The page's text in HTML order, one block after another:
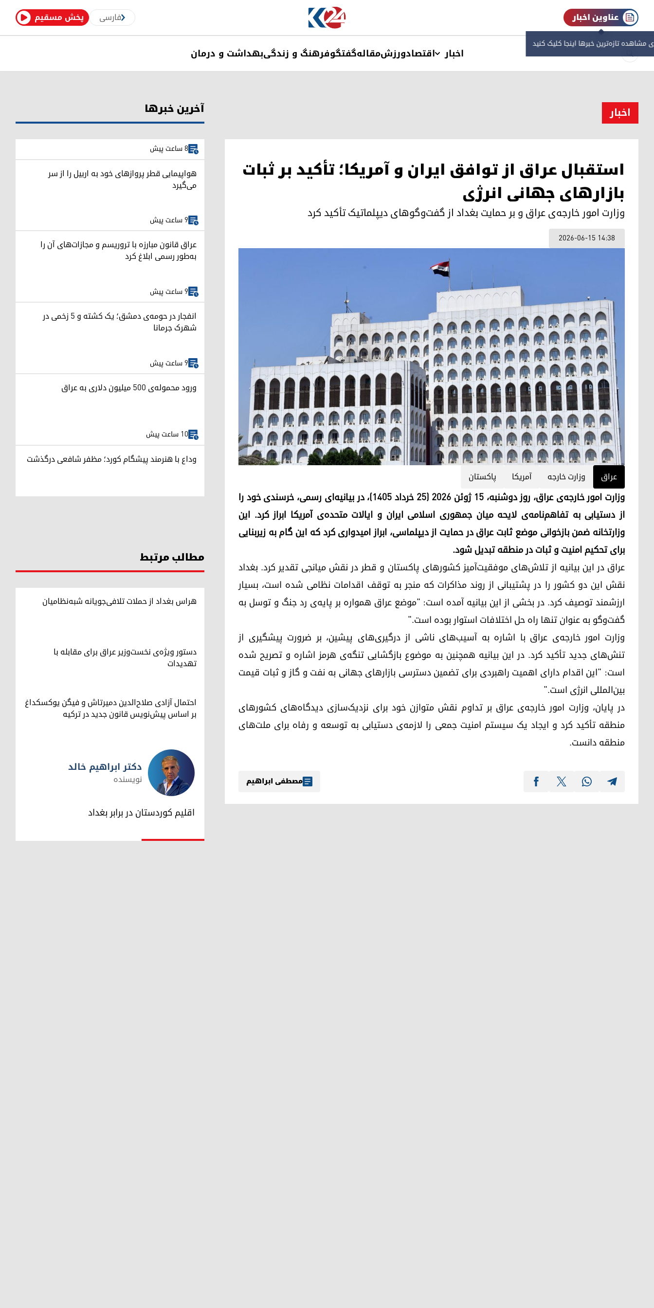
پخش مسقیم فارسی عناوین اخبار
مشاهده‌ تازه‌ترین خبرها اینجا کلیک کنید
اخبار اقتصادورزشمقالهگفتگوفرهنگ و زندگیبهداشت و درمان
اخبار
استقبال عراق از توافق ایران و آمریکا؛ تأکید بر ثبات
بازارهای جهانی انرژی
وزارت امور خارجه‌ی عراق و بر حمایت بغداد از گفت‌وگوهای دیپلماتیک تأکید کرد
2026-06-15 14:38
عراق وزارت خارجه آمریکا پاکستان
وزارت امور خارجه‌ی عراق، روز دوشنبه، ۱۵ ژوئن ۲۰۲۶ (۲۵ خرداد ۱۴۰۵)، در بیانیه‌ای رسمی، خرسندی خود را
از دستیابی به تفاهم‌نامه‌ی لایحه میان جمهوری اسلامی ایران و ایالات متحده‌ی آمریکا ابراز کرد. این
وزارتخانه ضمن بازخوانی موضع ثابت عراق در حمایت از دیپلماسی، ابراز امیدواری کرد که این گام به زیربنایی
برای تحکیم امنیت و ثبات در منطقه تبدیل شود.
عراق در این بیانیه از تلاش‌های موفقیت‌آمیز کشورهای پاکستان و قطر در نقش میانجی تقدیر کرد. بغداد
نقش این دو کشور را در پشتیبانی از روند مذاکرات که منجر به توقف اقدامات نظامی شده است، بسیار
ارزشمند توصیف کرد. در بخشی از این بیانیه آمده است: "موضع عراق همواره بر پایه‌ی رد جنگ و توسل به
گفت‌وگو به عنوان تنها راه حل اختلافات استوار بوده است."
وزارت امور خارجه‌ی عراق با اشاره به آسیب‌های ناشی از درگیری‌های پیشین، بر ضرورت پیشگیری از
تنش‌های جدید تأکید کرد. در این بیانیه همچنین به موضوع بازگشایی تنگه‌ی هرمز اشاره و تصریح شده
است: "این اقدام دارای اهمیت راهبردی برای تضمین دسترسی بازارهای جهانی به نفت و گاز و ثبات قیمت
بین‌المللی انرژی است."
در پایان، وزارت امور خارجه‌ی عراق بر تداوم نقش متوازن خود برای نزدیک‌سازی دیدگاه‌های کشورهای
منطقه تأکید کرد و ایجاد یک سیستم امنیت جمعی را لازمه‌ی دستیابی به توسعه و رفاه برای ملت‌های
منطقه دانست.
مصطفی ابراهیم
آخرین خبرها
8 ساعت پیش
هواپیمایی قطر پروازهای خود به اربیل را از سر
می‌گیرد
9 ساعت پیش
عراق قانون مبارزه با تروریسم و مجازات‌های آن را
به‌طور رسمی ابلاغ کرد
9 ساعت پیش
انفجار در حومه‌ی دمشق؛ یک کشته و ۵ زخمی در
شهرک جرمانا
9 ساعت پیش
ورود محموله‌ی ۵۰۰ میلیون دلاری به عراق
10 ساعت پیش
وداع با هنرمند پیشگام کورد؛ مظفر شافعی درگذشت
مطالب مرتبط
هراس بغداد از حملات تلافی‌جویانه شبه‌نظامیان
دستور ویژه‌ی نخست‌وزیر عراق برای مقابله با
تهدیدات
احتمال آزادی صلاح‌الدین دمیرتاش و فیگن یوکسکداغ
بر اساس پیش‌نویس قانون جدید در ترکیه
دکتر ابراهیم خالد
دکتر ابراهیم خالد
نویسنده
اقلیم کوردستان در برابر بغداد